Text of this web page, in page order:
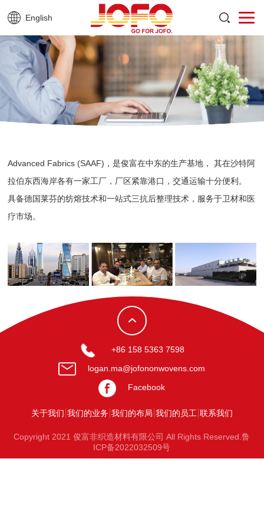
English
Advanced Fabrics (SAAF)，是俊富在中东的生产基地，
其在沙特阿
拉伯东西海岸各有一家工厂，厂区紧靠港口，交通运输十分便利。
具备德国莱芬的纺熔技术和一站式三抗后整理技术，服务于卫材和医
疗市场。
+86 158 5363 7598
logan.ma@jofononwovens.com
Facebook
关于我们 我们的业务 我们的布局 我们的员工 联系我们
Copyright 2021 俊富非织造材料有限公司 All Rights Reserved.鲁
ICP备2022032509号